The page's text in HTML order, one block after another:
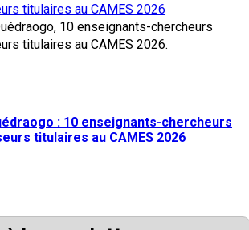
titulaires au CAMES 2026
: 10 enseignants-chercheurs
titulaires au CAMES 2026